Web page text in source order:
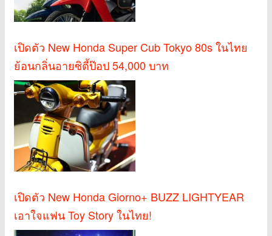
เปิดตัว New Honda Super Cub Tokyo 80s ในไทย
ย้อนกลิ่นอายซิตี้ป๊อป 54,000 บาท
เปิดตัว New Honda Giorno+ BUZZ LIGHTYEAR
เอาใจแฟน Toy Story ในไทย!